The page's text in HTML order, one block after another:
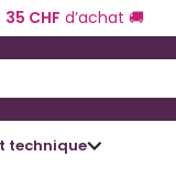
35 CHF d’achat 🚚
technique